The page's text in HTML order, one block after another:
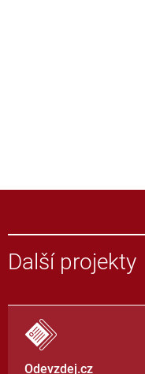
Další projekty
Odevzdej.cz